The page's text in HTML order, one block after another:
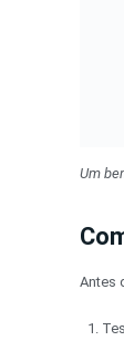
Um
Antes